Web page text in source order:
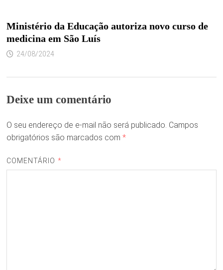
Ministério da Educação autoriza novo curso de
medicina em São Luís
24/08/2024
Deixe um comentário
O seu endereço de e-mail não será publicado. Campos
obrigatórios são marcados com *
COMENTÁRIO *